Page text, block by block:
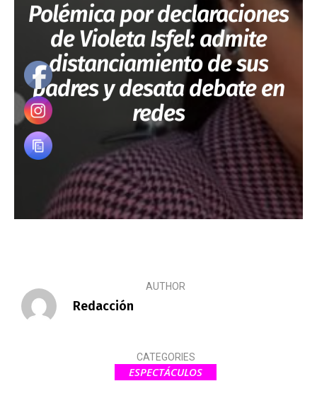
Polémica por declaraciones
de Violeta Isfel: admite
distanciamiento de sus
padres y desata debate en
redes
AUTHOR
Redacción
CATEGORIES
ESPECTÁCULOS